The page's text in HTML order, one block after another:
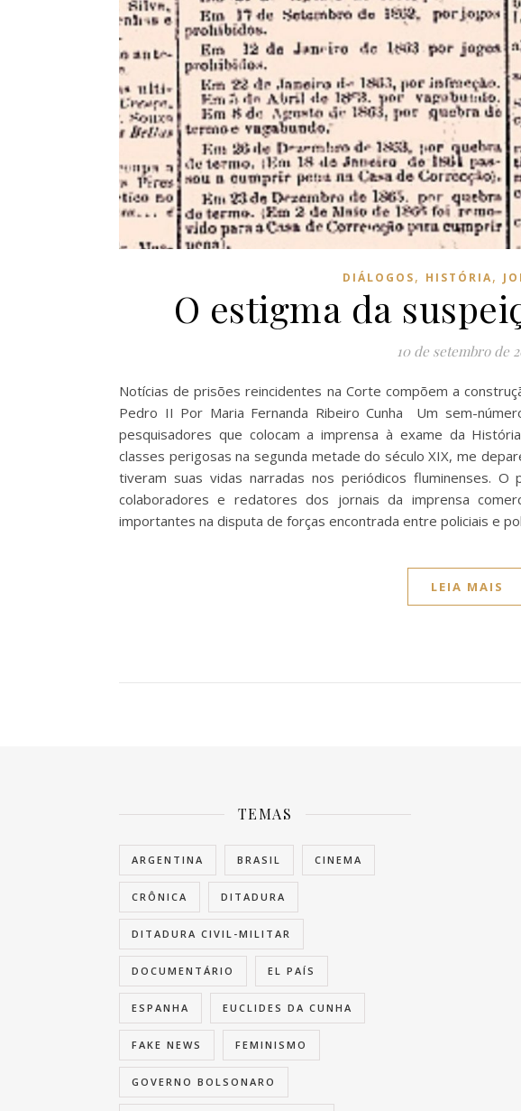
DIÁLOGOS, HISTÓRIA,
O estigma da
10 de setembro de
Notícias de prisões reincidentes na Corte compõem a
Pedro II Por Maria Fernanda Ribeiro Cunha Um sem-
pesquisadores que colocam a imprensa à exame da
classes perigosas na segunda metade do século XIX, me
tiveram suas vidas narradas nos periódicos fluminenses.
colaboradores e redatores dos jornais da imprensa
importantes na disputa de forças encontrada entre policiais e
LEIA MAIS
TEMAS
ARGENTINA BRASIL CINEMA
CRÔNICA DITADURA
DITADURA CIVIL-MILITAR
DOCUMENTÁRIO EL PAÍS
ESPANHA EUCLIDES DA CUNHA
FAKE NEWS FEMINISMO
GOVERNO BOLSONARO